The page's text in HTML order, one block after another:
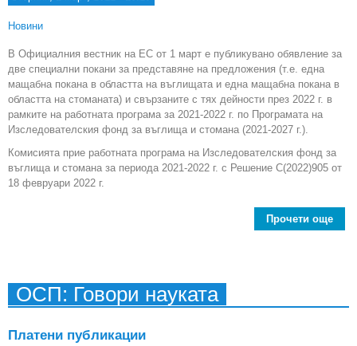
Новини
В Официалния вестник на ЕС от 1 март е публикувано обявление за
две специални покани за представяне на предложения (т.е. една
мащабна покана в областта на въглищата и една мащабна покана в
областта на стоманата) и свързаните с тях дейности през 2022 г. в
рамките на работната програма за 2021-2022 г. по Програмата на
Изследователския фонд за въглища и стомана (2021-2027 г.).
Комисията прие работната програма на Изследователския фонд за
въглища и стомана за периода 2021-2022 г. с Решение C(2022)905 от
18 февруари 2022 г.
Прочети още
ОСП: Говори науката
Платени публикации